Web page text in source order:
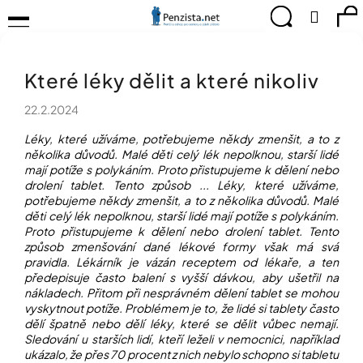
na
PRO
ZDRAVÍ
CVIČÍME
PRO
RADOST
OBJEVUJTE
TVOŘTE
NÁMI
CHYTRÝ
PRŮVODCE
MODERNÍM
SVĚTEM
Hledat
Menu
Které léky dělit a které nikoliv
22.2.2024
Léky, které užíváme, potřebujeme někdy zmenšit, a to z
několika důvodů. Malé děti celý lék nepolknou, starší lidé
mají potíže s polykáním. Proto přistupujeme k dělení nebo
drolení tablet. Tento způsob ... Léky, které užíváme,
potřebujeme někdy zmenšit, a to z několika důvodů. Malé
děti celý lék nepolknou, starší lidé mají potíže s polykáním.
Proto přistupujeme k dělení nebo drolení tablet. Tento
způsob zmenšování dané lékové formy však má svá
pravidla. Lékárník je vázán receptem od lékaře, a ten
předepisuje často balení s vyšší dávkou, aby ušetřil na
nákladech. Přitom při nesprávném dělení tablet se mohou
vyskytnout potíže. Problémem je to, že lidé si tablety často
dělí špatně nebo dělí léky, které se dělit vůbec nemají.
Sledování u starších lidí, kteří leželi v nemocnici, například
ukázalo, že přes 70 procent z nich nebylo schopno si tabletu
o
C
o
p
o
e
b
u
e
e
n
a